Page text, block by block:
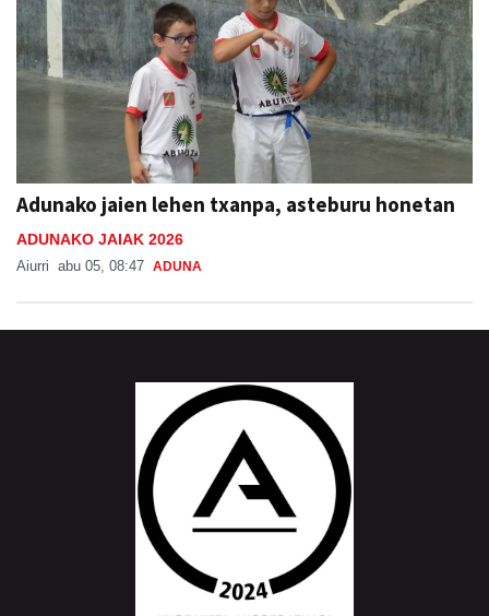
Adunako jaien lehen txanpa, asteburu honetan
ADUNAKO JAIAK 2026
Aiurri abu 05, 08:47 ADUNA